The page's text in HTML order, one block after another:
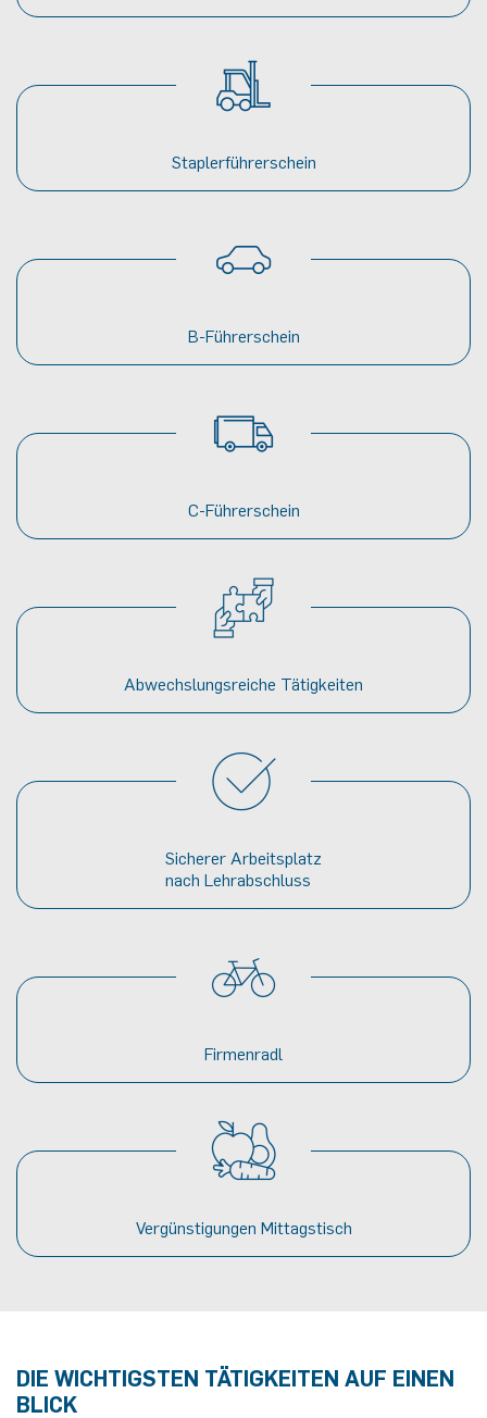
Staplerführerschein
B-Führerschein
C-Führerschein
Abwechslungsreiche Tätigkeiten
Sicherer Arbeitsplatz
nach Lehrabschluss
Firmenradl
Vergünstigungen Mittagstisch
DIE WICHTIGSTEN TÄTIGKEITEN AUF EINEN
BLICK